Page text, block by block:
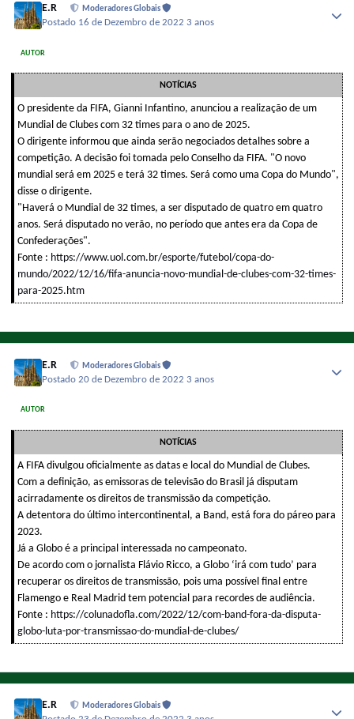
E.R Moderadores Globais
Postado 16 de Dezembro de 2022 3 anos
AUTOR
NOTÍCIAS
O presidente da FIFA, Gianni Infantino, anunciou a realização de um
Mundial de Clubes com 32 times para o ano de 2025.
O dirigente informou que ainda serão negociados detalhes sobre a
competição. A decisão foi tomada pelo Conselho da FIFA. "O novo
mundial será em 2025 e terá 32 times. Será como uma Copa do Mundo",
disse o dirigente.
"Haverá o Mundial de 32 times, a ser disputado de quatro em quatro
anos. Será disputado no verão, no período que antes era da Copa de
Confederações".
Fonte : https://www.uol.com.br/esporte/futebol/copa-do-
mundo/2022/12/16/fifa-anuncia-novo-mundial-de-clubes-com-32-times-
para-2025.htm
E.R Moderadores Globais
Postado20 de Dezembro de 2022 3 anos
AUTOR
NOTÍCIAS
A FIFA divulgou oficialmente as datas e local do Mundial de Clubes.
Com a definição, as emissoras de televisão do Brasil já disputam
acirradamente os direitos de transmissão da competição.
A detentora do último intercontinental, a Band, está fora do páreo para
2023.
Já a Globo é a principal interessada no campeonato.
De acordo com o jornalista Flávio Ricco, a Globo ‘irá com tudo’ para
recuperar os direitos de transmissão, pois uma possível final entre
Flamengo e Real Madrid tem potencial para recordes de audiência.
Fonte : https://colunadofla.com/2022/12/com-band-fora-da-disputa-
globo-luta-por-transmissao-do-mundial-de-clubes/
E.R Moderadores Globais